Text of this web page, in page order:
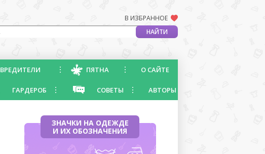
В ИЗБРАННОЕ
ВРЕДИТЕЛИ ПЯТНА О САЙТЕ
ГАРДЕРОБ СОВЕТЫ АВТОРЫ
ЗНАЧКИ НА ОДЕЖДЕ
И ИХ ОБОЗНАЧЕНИЯ